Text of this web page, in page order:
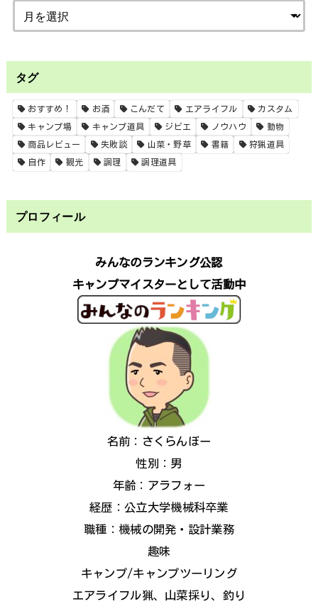
タグ
おすすめ！ お酒 こんだて エアライフル カスタム
キャンプ場 キャンプ道具 ジビエ ノウハウ 動物
商品レビュー 失敗談 山菜・野草 書籍 狩猟道具
自作 観光 調理 調理道具
プロフィール
みんなのランキング公認
キャンプマイスターとして活動中
名前：さくらんぼー
性別：男
年齢：アラフォー
経歴：公立大学機械科卒業
職種：機械の開発・設計業務
趣味
キャンプ/キャンプツーリング
エアライフル猟、山菜採り、釣り